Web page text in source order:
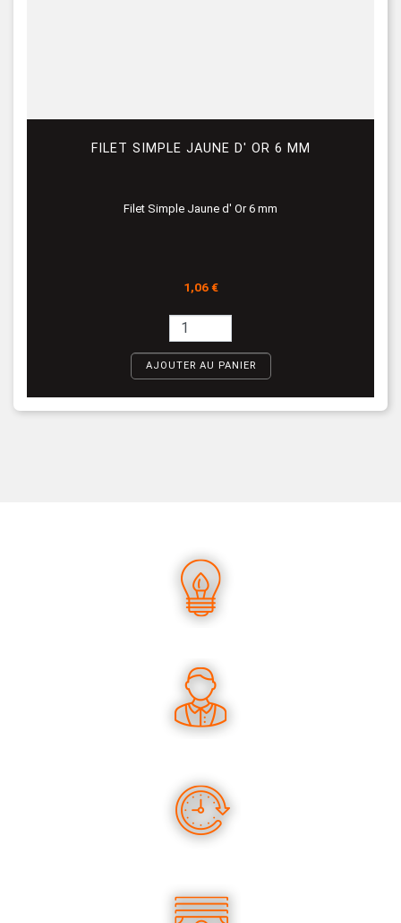
FILET SIMPLE JAUNE D' OR 6 MM
Filet Simple Jaune d' Or 6 mm
Prix
1,06 €
AJOUTER AU PANIER